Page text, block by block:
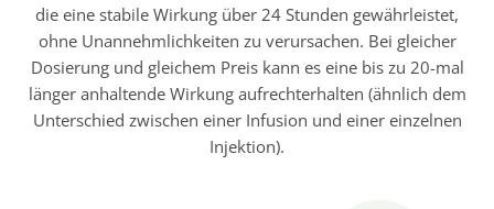
die eine stabile Wirkung über 24 Stunden gewährleistet,
ohne Unannehmlichkeiten zu verursachen. Bei gleicher
Dosierung und gleichem Preis kann es eine bis zu 20-mal
länger anhaltende Wirkung aufrechterhalten (ähnlich dem
Unterschied zwischen einer Infusion und einer einzelnen
Injektion).